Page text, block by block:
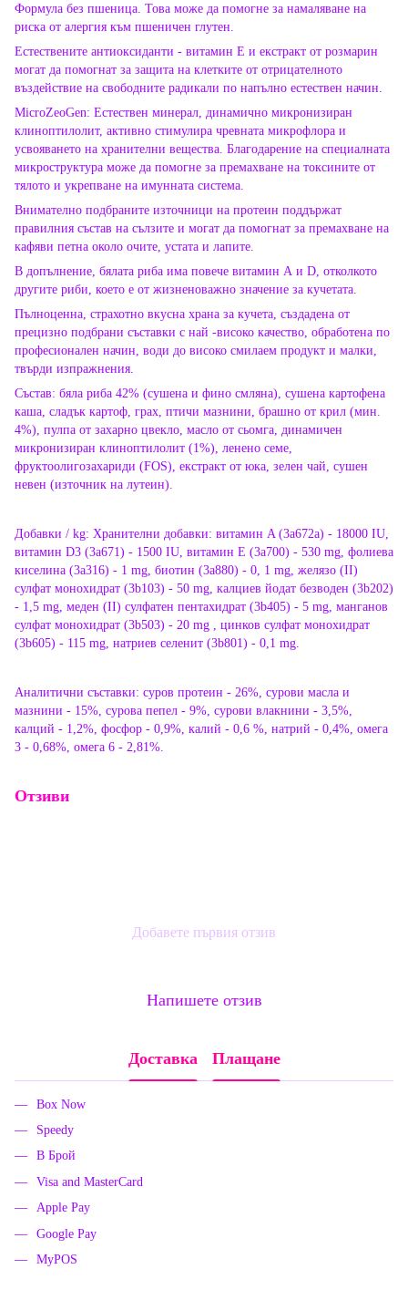
Формула без пшеница. Това може да помогне за намаляване на
риска от алергия към пшеничен глутен.
Естествените антиоксиданти - витамин Е и екстракт от розмарин
могат да помогнат за защита на клетките от отрицателното
въздействие на свободните радикали по напълно естествен начин.
MicroZeoGen: Естествен минерал, динамично микронизиран
клиноптилолит, активно стимулира чревната микрофлора и
усвояването на хранителни вещества. Благодарение на специалната
микроструктура може да помогне за премахване на токсините от
тялото и укрепване на имунната система.
Внимателно подбраните източници на протеин поддържат
правилния състав на сълзите и могат да помогнат за премахване на
кафяви петна около очите, устата и лапите.
В допълнение, бялата риба има повече витамин А и D, отколкото
другите риби, което е от жизненоважно значение за кучетата.
Пълноценна, страхотно вкусна храна за кучета, създадена от
прецизно подбрани съставки с най -високо качество, обработена по
професионален начин, води до високо смилаем продукт и малки,
твърди изпражнения.
Състав: бяла риба 42% (сушена и фино смляна), сушена картофена
каша, сладък картоф, грах, птичи мазнини, брашно от крил (мин.
4%), пулпа от захарно цвекло, масло от сьомга, динамичен
микронизиран клиноптилолит (1%), ленено семе,
фруктоолигозахариди (FOS), екстракт от юка, зелен чай, сушен
невен (източник на лутеин).
Добавки / kg: Хранителни добавки: витамин A (3a672a) - 18000 IU,
витамин D3 (3a671) - 1500 IU, витамин E (3a700) - 530 mg, фолиева
киселина (3a316) - 1 mg, биотин (3a880) - 0, 1 mg, желязо (II)
сулфат монохидрат (3b103) - 50 mg, калциев йодат безводен (3b202)
- 1,5 mg, меден (II) сулфатен пентахидрат (3b405) - 5 mg, манганов
сулфат монохидрат (3b503) - 20 mg , цинков сулфат монохидрат
(3b605) - 115 mg, натриев селенит (3b801) - 0,1 mg.
Аналитични съставки: суров протеин - 26%, сурови масла и
мазнини - 15%, сурова пепел - 9%, сурови влакнини - 3,5%,
калций - 1,2%, фосфор - 0,9%, калий - 0,6 %, натрий - 0,4%, омега
3 - 0,68%, омега 6 - 2,81%.
Отзиви
Добавете първия отзив
Напишете отзив
Доставка Плащане
Box Now
Speedy
В Брой
Visa and MasterCard
Apple Pay
Google Pay
MyPOS